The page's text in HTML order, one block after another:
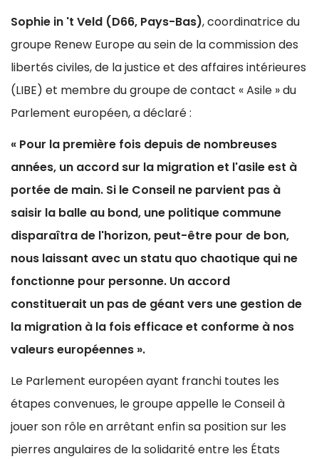
Sophie in 't Veld (D66, Pays-Bas), coordinatrice du
groupe Renew Europe au sein de la commission des
libertés civiles, de la justice et des affaires intérieures
(LIBE) et membre du groupe de contact « Asile » du
Parlement européen, a déclaré :
« Pour la première fois depuis de nombreuses
années, un accord sur la migration et l'asile est à
portée de main. Si le Conseil ne parvient pas à
saisir la balle au bond, une politique commune
disparaîtra de l'horizon, peut-être pour de bon,
nous laissant avec un statu quo chaotique qui ne
fonctionne pour personne. Un accord
constituerait un pas de géant vers une gestion de
la migration à la fois efficace et conforme à nos
valeurs européennes ».
Le Parlement européen ayant franchi toutes les
étapes convenues, le groupe appelle le Conseil à
jouer son rôle en arrêtant enfin sa position sur les
pierres angulaires de la solidarité entre les États